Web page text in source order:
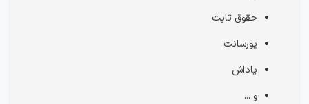
حقوق ثابت
پورسانت
پاداش
و ...